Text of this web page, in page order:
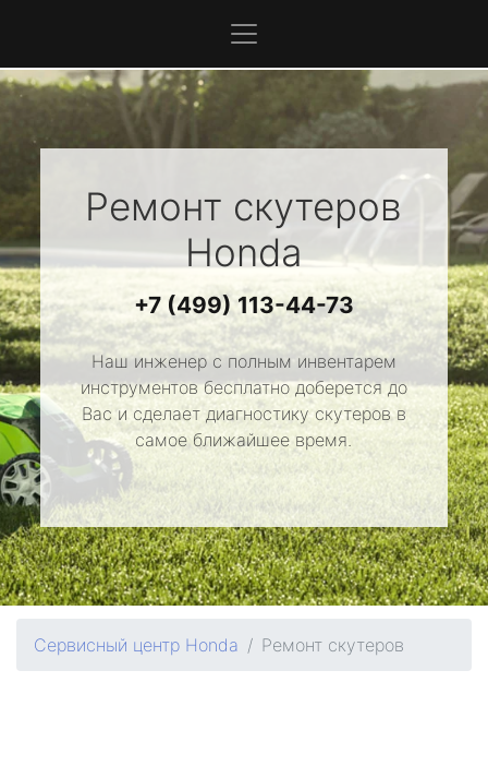
Ремонт скутеров
Honda
+7 (499) 113-44-73
Наш инженер с полным инвентарем
инструментов бесплатно доберется до
Вас и сделает диагностику скутеров в
самое ближайшее время.
Сервисный центр Honda Ремонт скутеров